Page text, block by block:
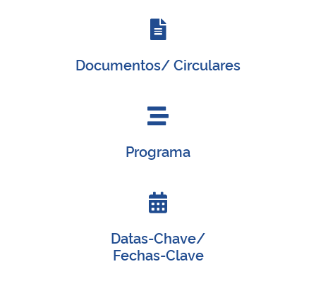
Secretaria de Governo
Gabinete de Segurança Institucional
Documentos/ Circulares
Programa
Datas-Chave/
Fechas-Clave